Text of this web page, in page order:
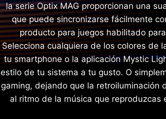
la serie Optix MAG proporcionan una
que puede sincronizarse fácilmente
producto para juegos habilitado
Selecciona cualquiera de los colores de
tu smartphone o la aplicación Mystic
estilo de tu sistema a tu gusto. O
gaming, dejando que la retroiluminación
al ritmo de la música que reproduzcas